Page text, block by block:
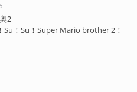
2
Su！Su！Super Mario brother 2！